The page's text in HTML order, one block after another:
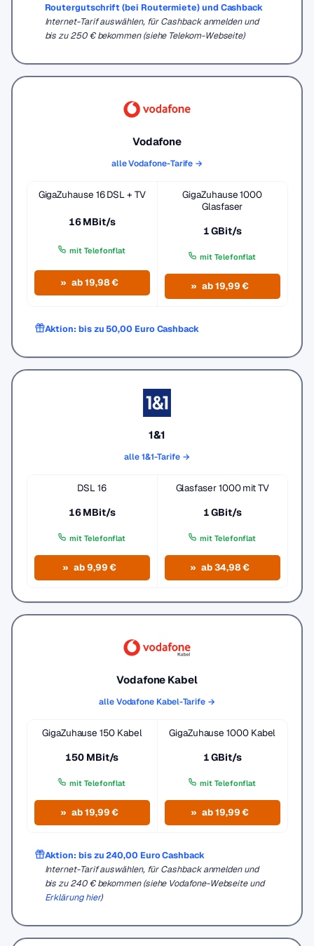
Routergutschrift (bei Routermiete) und Cashback
Internet-Tarif auswählen, für Cashback anmelden und
bis zu 250 € bekommen (siehe Telekom-Webseite)
Vodafone
alle Vodafone-Tarife →
GigaZuhause 16 DSL + TV
16 MBit/s
mit Telefonflat
ab 19,98 €
GigaZuhause 1000
Glasfaser
1 GBit/s
mit Telefonflat
ab 19,99 €
Aktion: bis zu 50,00 Euro Cashback
1&1
alle 1&1-Tarife →
DSL 16
16 MBit/s
mit Telefonflat
ab 9,99 €
Glasfaser 1000 mit TV
1 GBit/s
mit Telefonflat
ab 34,98 €
Vodafone Kabel
alle Vodafone Kabel-Tarife →
GigaZuhause 150 Kabel
150 MBit/s
mit Telefonflat
ab 19,99 €
GigaZuhause 1000 Kabel
1 GBit/s
mit Telefonflat
ab 19,99 €
Aktion: bis zu 240,00 Euro Cashback
Internet-Tarif auswählen, für Cashback anmelden und
bis zu 240 € bekommen (siehe Vodafone-Webseite und
Erklärung hier)